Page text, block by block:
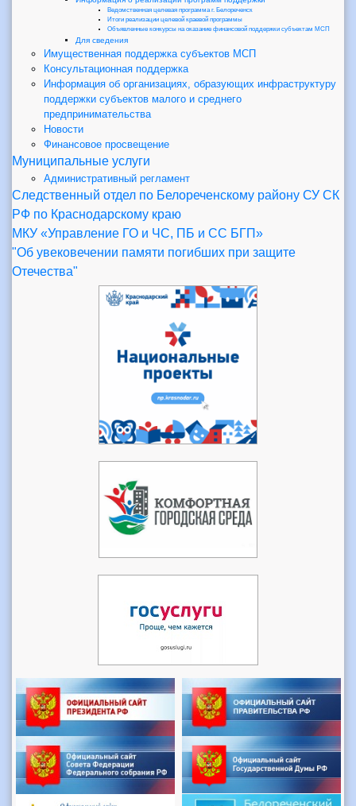
Ведомственная целевая программа г. Белореченск
Итоги реализации целевой краевой программы
Объявленные конкурсы на оказание финансовой поддержки субъектам МСП
Для сведения
Имущественная поддержка субъектов МСП
Консультационная поддержка
Информация об организациях, образующих инфраструктуру
поддержки субъектов малого и среднего
предпринимательства
Новости
Финансовое просвещение
Муниципальные услуги
Административный регламент
Следственный отдел по Белореченскому району СУ СК
РФ по Краснодарскому краю
МКУ «Управление ГО и ЧС, ПБ и СС БГП»
"Об увековечении памяти погибших при защите
Отечества"